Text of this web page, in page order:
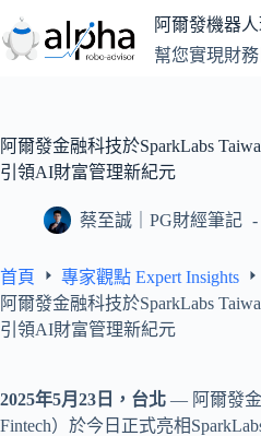
至
主
容
阿爾發機器
幫您實現財
阿爾發金融科技於SparkLabs
引領AI財富管理新紀元
蔡至誠｜PG財經筆記
首頁 專家觀點 Expert Insights
阿爾發金融科技於SparkLabs
引領AI財富管理新紀元
2025年5月23日，台北 — 阿爾發
Fintech）於今日正式亮相